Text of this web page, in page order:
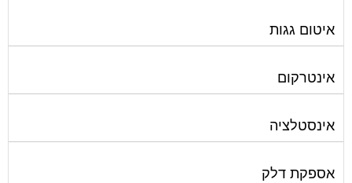
איטום גגות
אינטרקום
אינסטלציה
אספקת דלק